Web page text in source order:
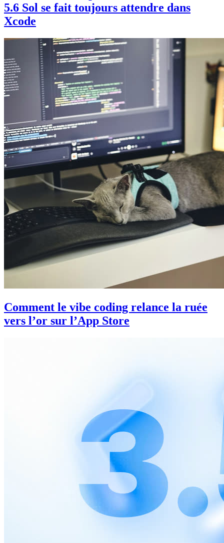
5.6 Sol se fait toujours attendre dans
Xcode
Comment le vibe coding relance la ruée
vers l’or sur l’App Store